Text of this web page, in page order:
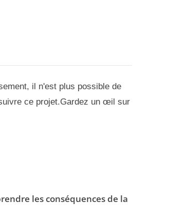
il n'est plus possible de
ce projet.Gardez un œil sur
les conséquences de la